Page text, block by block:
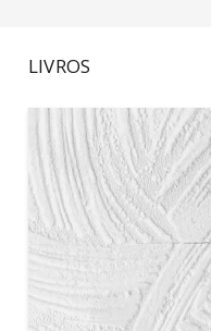
LIVROS